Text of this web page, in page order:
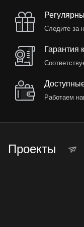
Следите за
Гарантия
Работаем
Проекты